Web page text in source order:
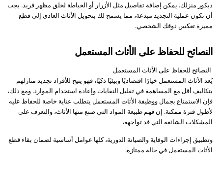
ديكور منزلك. يمكن إضافة تفاصيل مثل الأزرار أو الخياطة لخلق مظهر فريد. يجب
أن تكون عملية التجديد مبدعة، مما يسمح لك بتحويل الأثاث العادي إلى قطع
مميزة تعكس ذوقك الشخصي.
النصائح للحفاظ على الأثاث المستعمل
النصائح للحفاظ على الأثاث المستعمل
يُعد الأثاث المستعمل خيارًا اقتصاديًا وبيئيًا ذكيًا، فهو يتيح للأفراد تجديد منازلهم
بتكاليف أقل مع المساهمة في تقليل النفايات وإعادة استخدام الموارد. ومع ذلك،
فإن الاستمتاع بجمال ووظيفة الأثاث المستعمل يتطلب عناية خاصة للحفاظ عليه
لأطول فترة ممكنة. إن فهم طبيعة المواد التي صنع منها الأثاث، والتعرف على
المشكلات الشائعة التي قد تواجهه،
وتطبيق إجراءات الوقاية والصيانة الدورية، كلها عوامل أساسية لضمان بقاء قطع
الأثاث المستعمل في حالة ممتازة.